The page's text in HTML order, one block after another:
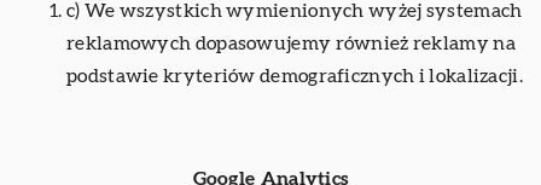
c) We wszystkich wymienionych wyżej systemach
reklamowych dopasowujemy również reklamy na
podstawie kryteriów demograficznych i lokalizacji.
Google Analytics